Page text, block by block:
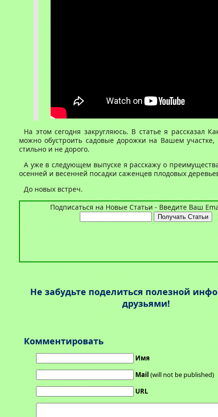
На этом сегодня закругляюсь. В статье я рассказал
можно обустроить садовые дорожки на Вашем
стильно и не дорого.
А уже в следующем выпуске я расскажу о
осенней и весенней посадки саженцев плодовых
До новых встреч.
Подписаться на Новые Статьи - Введите Ваш
Не забудьте поделиться полезной
друзьями!
Комментировать
Имя
Mail (will not be published)
URL